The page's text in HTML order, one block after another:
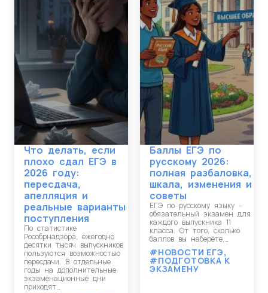
Что делать, если
плохо сдал ЕГЭ в
2026 году:
пересдача,
апелляция и
реальные варианты
поступления
По статистике
Рособрнадзора, ежегодно
десятки тысяч выпускников
пользуются возможностью
пересдачи. В отдельные
годы на дополнительные
экзаменационные дни
приходят…
Баллы ЕГЭ по
русскому 2026:
полная разбаловка,
шкала, изменения и
советы
ЕГЭ по русскому языку –
обязательный экзамен для
каждого выпускника 11
класса. От того, сколько
баллов вы наберёте,…
#НОВОСТИ ЕГЭ,
#ПОДГОТОВКА К
ЭКЗАМЕНУ